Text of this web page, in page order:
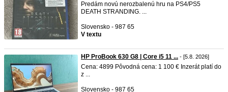
Predám novú nerozbalenú hru na PS4/PS5
DEATH STRANDING. ...
Slovensko - 987 65
V textu
HP ProBook 630 G8 | Core i5 11 ... - [5.8. 2026]
Cena: 4899 Pôvodná cena: 1 100 € Inzerát platí do
z ...
Slovensko - 987 65